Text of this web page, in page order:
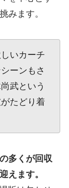
みます。
いカーチ
ーンもさ
武という
たどり着
多くが回収
えます。